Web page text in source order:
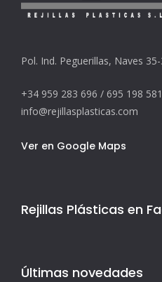
Pol. Ind. Peguerillas, Naves
+34 959 283 696 / 695 198 581
info@rejillasplasticas.com
Ver en Google Maps
Rejillas Plásticas en
Últimas novedades